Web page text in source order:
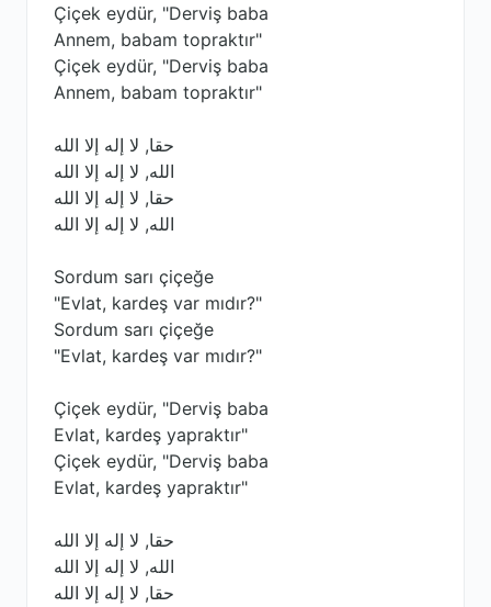
Çiçek eydür, "Derviş baba
Annem, babam topraktır"
Çiçek eydür, "Derviş baba
Annem, babam topraktır"
حقا, لا إله إلا الله
الله, لا إله إلا الله
حقا, لا إله إلا الله
الله, لا إله إلا الله
Sordum sarı çiçeğe
"Evlat, kardeş var mıdır?"
Sordum sarı çiçeğe
"Evlat, kardeş var mıdır?"
Çiçek eydür, "Derviş baba
Evlat, kardeş yapraktır"
Çiçek eydür, "Derviş baba
Evlat, kardeş yapraktır"
حقا, لا إله إلا الله
الله, لا إله إلا الله
حقا, لا إله إلا الله